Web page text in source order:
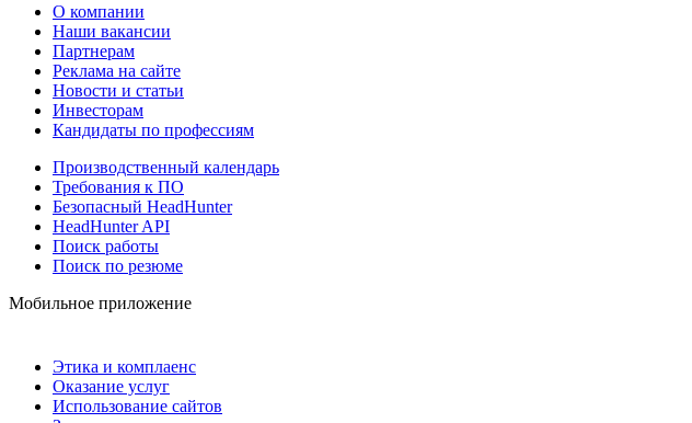
О компании
Наши вакансии
Партнерам
Реклама на сайте
Новости и статьи
Инвесторам
Кандидаты по профессиям
Производственный календарь
Требования к ПО
Безопасный HeadHunter
HeadHunter API
Поиск работы
Поиск по резюме
Мобильное приложение
Этика и комплаенс
Оказание услуг
Использование сайтов